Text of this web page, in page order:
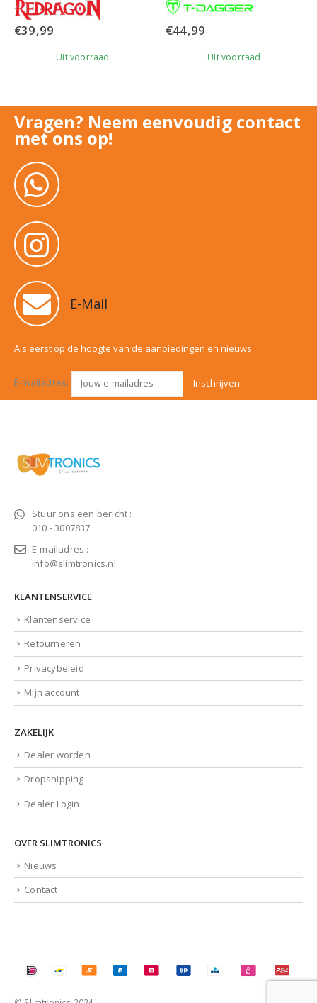
€39,99
Uit voorraad
€44,99
Uit voorraad
Vragen? Neem eenvoudig contact
met ons op!
E-Mail
Als eerst op de hoogte van de aanbiedingen en nieuws
E-mailadres:
Stuur ons een bericht :
010 - 3007837
E-mailadres :
info@slimtronics.nl
KLANTENSERVICE
Klantenservice
Retourneren
Privacybeleid
Mijn account
ZAKELIJK
Dealer worden
Dropshipping
Dealer Login
OVER SLIMTRONICS
Nieuws
Contact